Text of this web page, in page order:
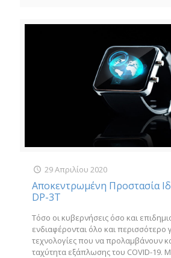
29 Απριλίου 2020
Αποκεντρωμένη Προστασία
DP-3T
Τόσο οι κυβερνήσεις όσο και
ενδιαφέρονται όλο και περισσότερο
τεχνολογίες που να προλαμβάνουν
ταχύτητα εξάπλωσης του COVID-19.